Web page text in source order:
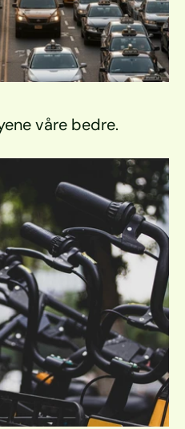
våre bedre.